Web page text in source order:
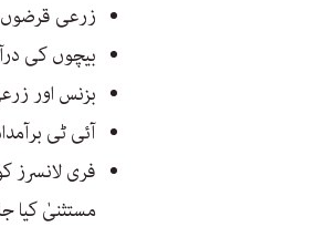
زرعی قرضوں کی حد کو
بیچوں کی
بزنس اور زرعی
آئی ٹی برآمدات کے لیے 2026 تک انکم
مستثنیٰ کیا